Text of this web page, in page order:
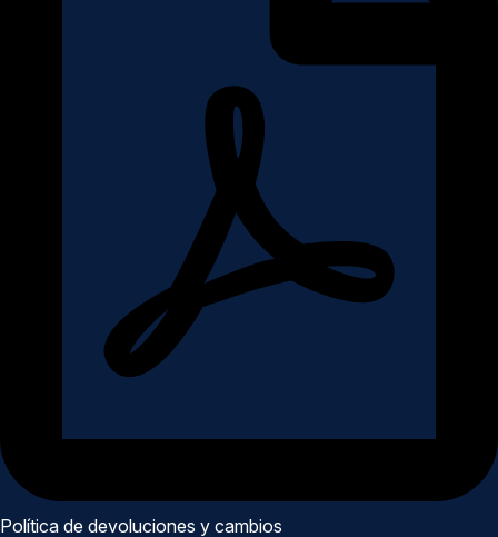
Política de devoluciones y cambios